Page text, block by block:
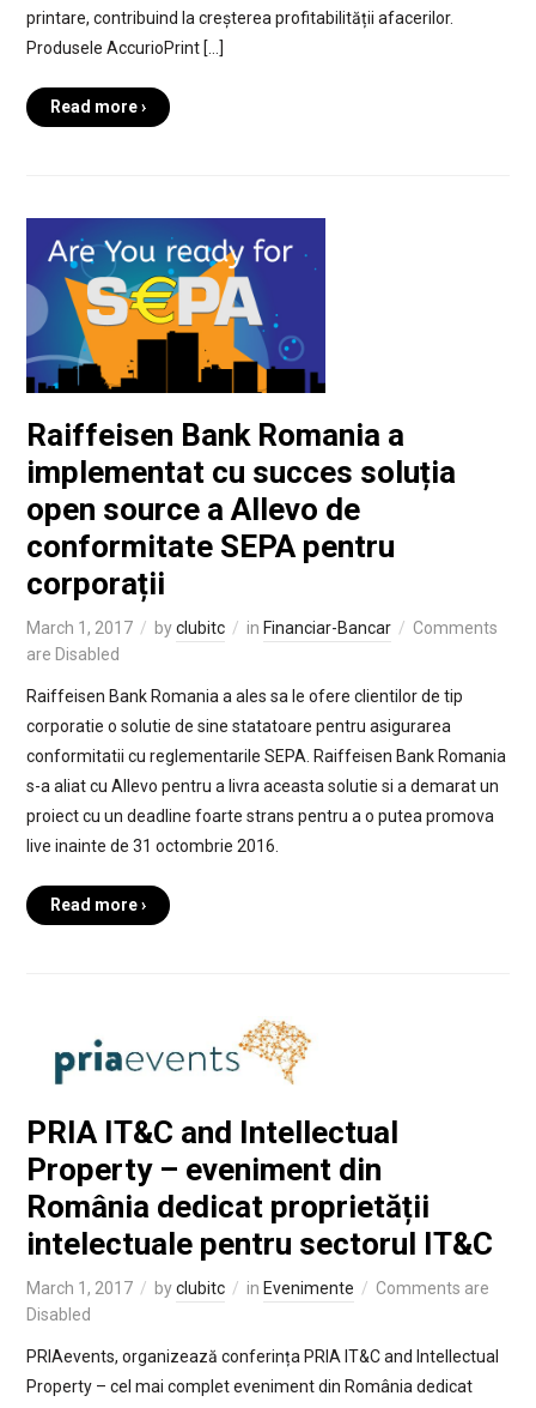
printare, contribuind la creșterea profitabilității afacerilor.
Produsele AccurioPrint […]
Read more ›
Raiffeisen Bank Romania a
implementat cu succes soluția
open source a Allevo de
conformitate SEPA pentru
corporații
March 1, 2017 byclubitc in Financiar-Bancar
Comments
are Disabled
Raiffeisen Bank Romania a ales sa le ofere clientilor de tip
corporatie o solutie de sine statatoare pentru asigurarea
conformitatii cu reglementarile SEPA. Raiffeisen Bank Romania
s-a aliat cu Allevo pentru a livra aceasta solutie si a demarat un
proiect cu un deadline foarte strans pentru a o putea promova
live inainte de 31 octombrie 2016.
Read more ›
PRIA IT&C and Intellectual
Property – eveniment din
România dedicat proprietății
intelectuale pentru sectorul IT&C
March 1, 2017 byclubitc in Evenimente
Comments are
Disabled
PRIAevents, organizează conferința PRIA IT&C and Intellectual
Property – cel mai complet eveniment din România dedicat